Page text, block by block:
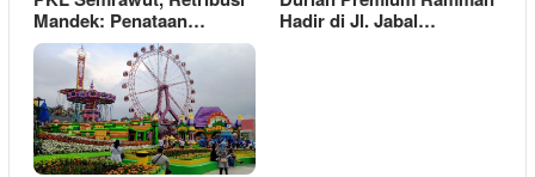
Mandek: Penataan…
Hadir di Jl. Jabal…